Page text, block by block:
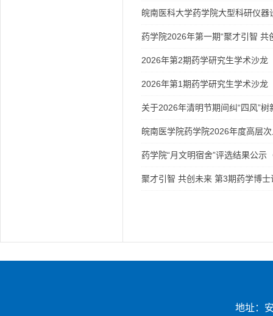
皖南医科大学药学院大型科研仪
药学院2026年第一期“聚才引智 共
2026年第2期药学研究生学术沙龙
2026年第1期药学研究生学术沙龙
关于2026年清明节期间纠“四风”
皖南医学院药学院2026年度高层
药学院“月文明宿舍”评选结果公示
聚才引智 共创未来 第3期药学博士
地址：